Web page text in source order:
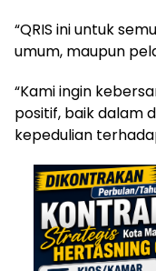
“QRIS ini untuk
umum, maupun
“Kami ingin
positif, baik dalam
kepedulian